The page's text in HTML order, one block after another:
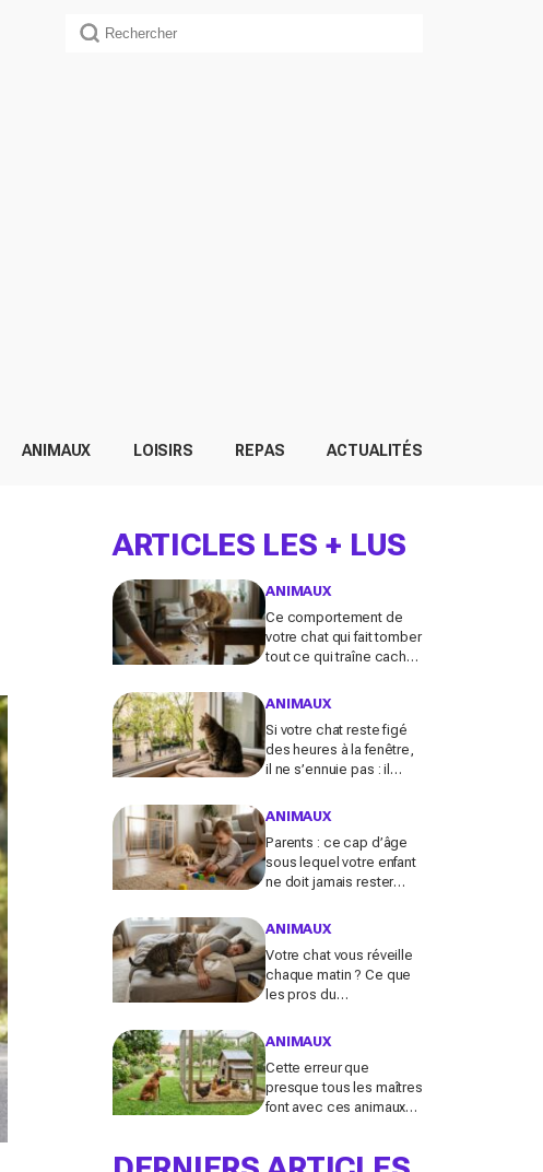
ANIMAUX LOISIRS REPAS ACTUALITÉS
ARTICLES LES + LUS
ANIMAUX
Ce comportement de
votre chat qui fait tomber
tout ce qui traîne cache
vous ne devez plus
ANIMAUX
Si votre chat reste figé
des heures à la fenêtre,
il ne s’ennuie pas : il
faculté mentale que
ANIMAUX
Parents : ce cap d’âge
sous lequel votre enfant
ne doit jamais rester
même pour fermer la
ANIMAUX
Votre chat vous réveille
chaque matin ? Ce que
les pros du
voient n’a presque
ANIMAUX
Cette erreur que
presque tous les maîtres
font avec ces animaux
ne l’imaginent